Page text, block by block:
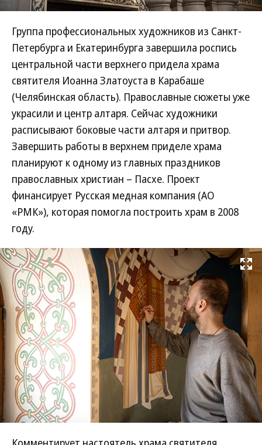
Группа профессиональных художников из Санкт-
Петербурга и Екатеринбурга завершила роспись
центральной части верхнего придела храма
святителя Иоанна Златоуста в Карабаше
(Челябинская область). Православные сюжеты уже
украсили и центр алтаря. Сейчас художники
расписывают боковые части алтаря и притвор.
Завершить работы в верхнем приделе храма
планируют к одному из главных праздников
православных христиан – Пасхе. Проект
финансирует Русская медная компания (АО
«РМК»), которая помогла построить храм в 2008
году.
Развернуть